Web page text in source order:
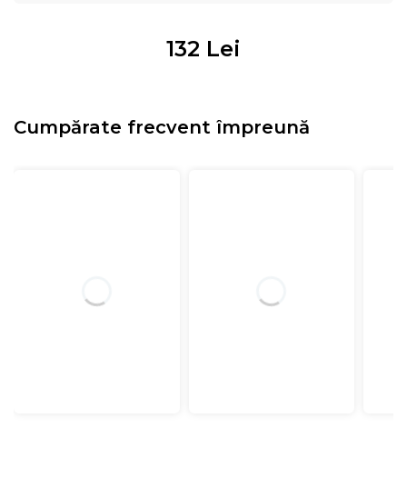
132 Lei
Cumpărate frecvent împreună